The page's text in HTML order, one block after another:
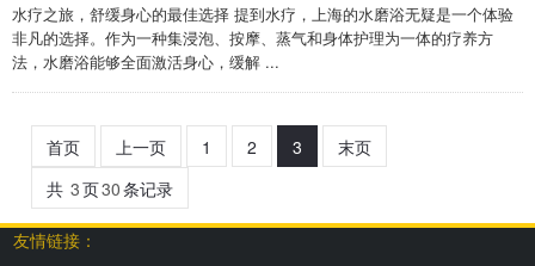
水疗之旅，舒缓身心的最佳选择 提到水疗，上海的水磨浴无疑是一个体验
非凡的选择。作为一种集浸泡、按摩、蒸气和身体护理为一体的疗养方
法，水磨浴能够全面激活身心，缓解 ...
首页 上一页 1 2 3
末页
共 3页30条记录
友情链接：